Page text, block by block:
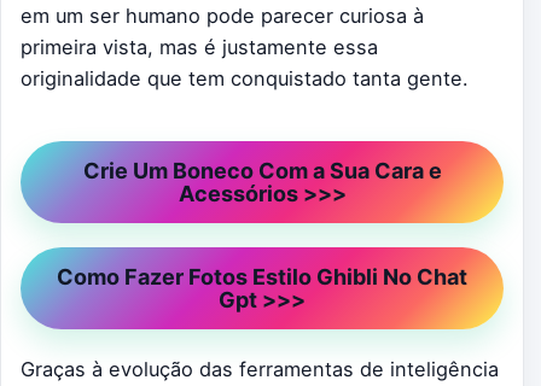
em um ser humano pode parecer curiosa à
primeira vista, mas é justamente essa
originalidade que tem conquistado tanta gente.
Crie Um Boneco Com a Sua Cara e
Acessórios >>>
Como Fazer Fotos Estilo Ghibli No Chat
Gpt >>>
Graças à evolução das ferramentas de inteligência